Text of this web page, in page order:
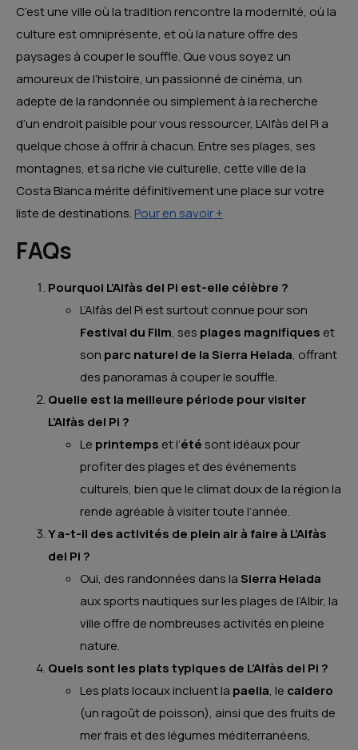
C’est une ville où la tradition rencontre la modernité, où la
culture est omniprésente, et où la nature offre des
paysages à couper le souffle. Que vous soyez un
amoureux de l’histoire, un passionné de cinéma, un
adepte de la randonnée ou simplement à la recherche
d’un endroit paisible pour vous ressourcer, L’Alfàs del Pi a
quelque chose à offrir à chacun. Entre ses plages, ses
montagnes, et sa riche vie culturelle, cette ville de la
Costa Blanca mérite définitivement une place sur votre
liste de destinations. Pour en savoir +
FAQs
Pourquoi L’Alfàs del Pi est-elle célèbre ?
L’Alfàs del Pi est surtout connue pour son
Festival du Film, ses plages magnifiques et
son parc naturel de la Sierra Helada, offrant
des panoramas à couper le souffle.
Quelle est la meilleure période pour visiter
L’Alfàs del Pi ?
Le printemps et l’été sont idéaux pour
profiter des plages et des événements
culturels, bien que le climat doux de la région la
rende agréable à visiter toute l’année.
Y a-t-il des activités de plein air à faire à L’Alfàs
del Pi ?
Oui, des randonnées dans laSierra Helada
aux sports nautiques sur les plages de l’Albir, la
ville offre de nombreuses activités en pleine
nature.
Quels sont les plats typiques de L’Alfàs del Pi ?
Les plats locaux incluent la paella, le caldero
(un ragoût de poisson), ainsi que des fruits de
mer frais et des légumes méditerranéens,